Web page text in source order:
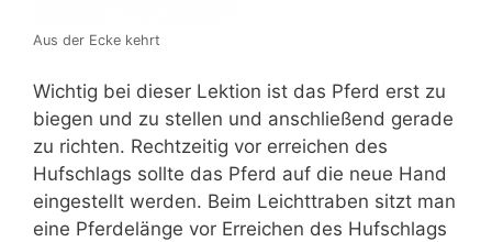
Aus der Ecke kehrt
Wichtig bei dieser Lektion ist das Pferd erst zu
biegen und zu stellen und anschließend gerade
zu richten. Rechtzeitig vor erreichen des
Hufschlags sollte das Pferd auf die neue Hand
eingestellt werden. Beim Leichttraben sitzt man
eine Pferdelänge vor Erreichen des Hufschlags